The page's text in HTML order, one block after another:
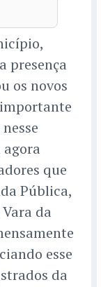
presença
os novos
que
Pública,
da
esse
da